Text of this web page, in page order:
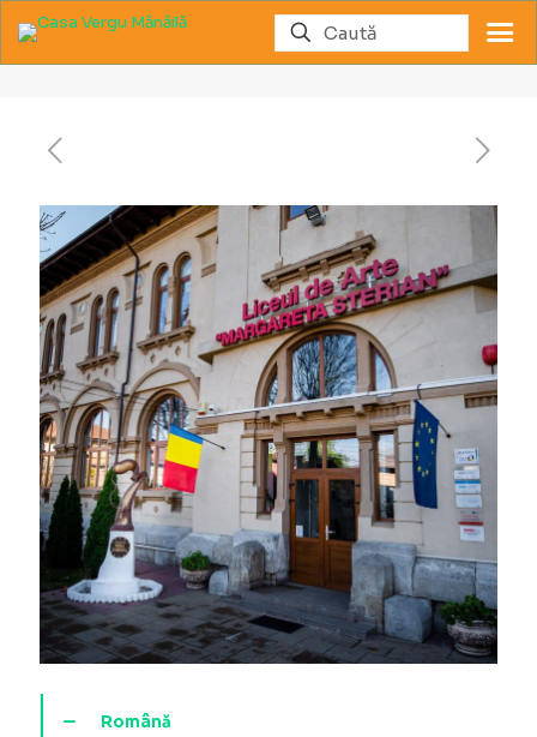
Liceul de Arte „Margareta Sterian”
Română